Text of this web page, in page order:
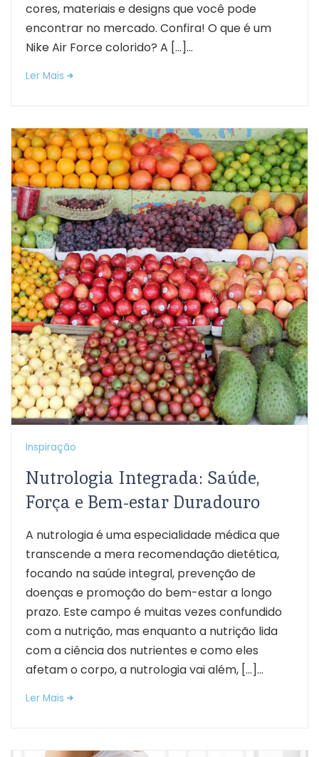
cores, materiais e designs que você pode
encontrar no mercado. Confira! O que é um
Nike Air Force colorido? A […]...
Ler Mais
Inspiração
Nutrologia Integrada: Saúde,
Força e Bem-estar Duradouro
A nutrologia é uma especialidade médica que
transcende a mera recomendação dietética,
focando na saúde integral, prevenção de
doenças e promoção do bem-estar a longo
prazo. Este campo é muitas vezes confundido
com a nutrição, mas enquanto a nutrição lida
com a ciência dos nutrientes e como eles
afetam o corpo, a nutrologia vai além, […]...
Ler Mais